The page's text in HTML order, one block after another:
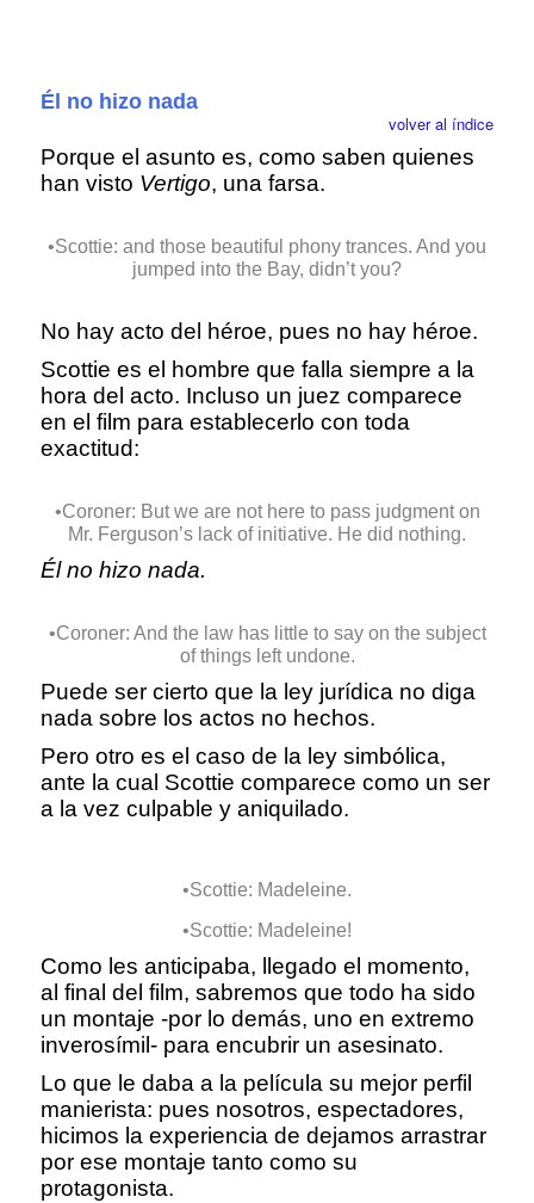
Él no hizo nada
volver al índice
Porque el asunto es, como saben quienes
han visto Vertigo, una farsa.
•Scottie: and those beautiful phony trances. And you
jumped into the Bay, didn’t you?
No hay acto del héroe, pues no hay héroe.
Scottie es el hombre que falla siempre a la
hora del acto. Incluso un juez comparece
en el film para establecerlo con toda
exactitud:
•Coroner: But we are not here to pass judgment on
Mr. Ferguson’s lack of initiative. He did nothing.
Él no hizo nada.
•Coroner: And the law has little to say on the subject
of things left undone.
Puede ser cierto que la ley jurídica no diga
nada sobre los actos no hechos.
Pero otro es el caso de la ley simbólica,
ante la cual Scottie comparece como un ser
a la vez culpable y aniquilado.
•Scottie: Madeleine.
•Scottie: Madeleine!
Como les anticipaba, llegado el momento,
al final del film, sabremos que todo ha sido
un montaje -por lo demás, uno en extremo
inverosímil- para encubrir un asesinato.
Lo que le daba a la película su mejor perfil
manierista: pues nosotros, espectadores,
hicimos la experiencia de dejamos arrastrar
por ese montaje tanto como su
protagonista.